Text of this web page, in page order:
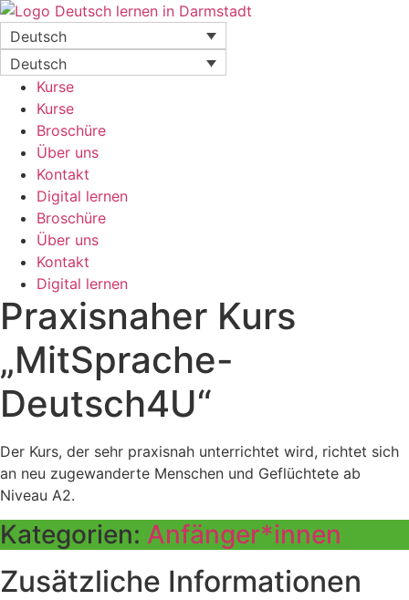
Zum
Inhalt
springen
Deutsch
Deutsch
Kurse
Kurse
Broschüre
Über uns
Kontakt
Digital lernen
Broschüre
Über uns
Kontakt
Digital lernen
Praxisnaher Kurs
„MitSprache-
Deutsch4U“
Der Kurs, der sehr praxisnah unterrichtet wird, richtet sich
an neu zugewanderte Menschen und Geflüchtete ab
Niveau A2.
Kategorien: Anfänger*innen
Zusätzliche Informationen